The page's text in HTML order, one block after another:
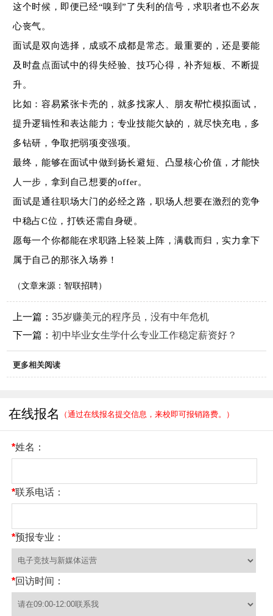
这个时候，即便已经“嗅到”了失利的信号，求职者也不必灰
心丧气。
面试是双向选择，成或不成都是常态。最重要的，还是要能
及时盘点面试中的得失经验、技巧心得，补齐短板、不断提
升。
比如：容易紧张卡壳的，就多找家人、朋友帮忙模拟面试，
提升逻辑性和表达能力；专业技能欠缺的，就尽快充电，多
多钻研，争取把弱项变强项。
最终，能够在面试中做到扬长避短、凸显核心价值，才能快
人一步，拿到自己想要的offer。
面试是通往职场大门的必经之路，职场人想要在激烈的竞争
中稳占C位，打铁还需自身硬。
愿每一个你都能在求职路上轻装上阵，满载而归，实力拿下
属于自己的那张入场券！
（文章来源：智联招聘）
上一篇：35岁赚美元的程序员，没有中年危机
下一篇：初中毕业女生学什么专业工作稳定薪资好？
更多相关阅读
在线报名 （通过在线报名提交信息，来校即可报销路费。）
*姓名：
*联系电话：
*预报专业：
*回访时间：